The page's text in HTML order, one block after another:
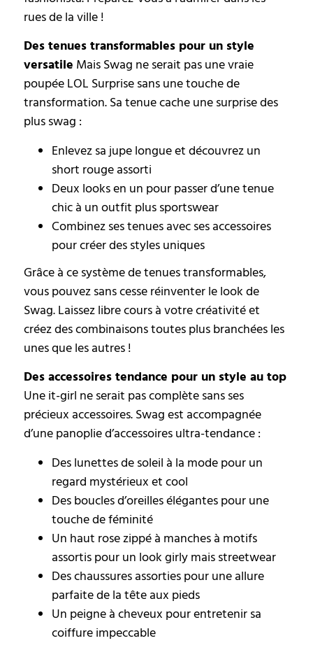
rues de la ville !
Des tenues transformables pour un style
versatile Mais Swag ne serait pas une vraie
poupée LOL Surprise sans une touche de
transformation. Sa tenue cache une surprise des
plus swag :
Enlevez sa jupe longue et découvrez un
short rouge assorti
Deux looks en un pour passer d’une tenue
chic à un outfit plus sportswear
Combinez ses tenues avec ses accessoires
pour créer des styles uniques
Grâce à ce système de tenues transformables,
vous pouvez sans cesse réinventer le look de
Swag. Laissez libre cours à votre créativité et
créez des combinaisons toutes plus branchées les
unes que les autres !
Des accessoires tendance pour un style au top
Une it-girl ne serait pas complète sans ses
précieux accessoires. Swag est accompagnée
d’une panoplie d’accessoires ultra-tendance :
Des lunettes de soleil à la mode pour un
regard mystérieux et cool
Des boucles d’oreilles élégantes pour une
touche de féminité
Un haut rose zippé à manches à motifs
assortis pour un look girly mais streetwear
Des chaussures assorties pour une allure
parfaite de la tête aux pieds
Un peigne à cheveux pour entretenir sa
coiffure impeccable